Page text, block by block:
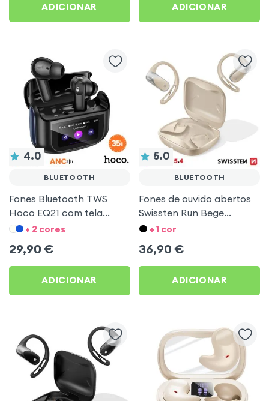
ADICIONAR ADICIONAR
4.0
BLUETOOTH
Fones Bluetooth TWS
Hoco EQ21 com tela
touch e ANC Preto
+ 2 cores
29,90 €
ADICIONAR
5.0
BLUETOOTH
Fones de ouvido abertos
Swissten Run Bege
Bluetooth 5.4 especiais
+ 1 cor
36,90 €
ADICIONAR